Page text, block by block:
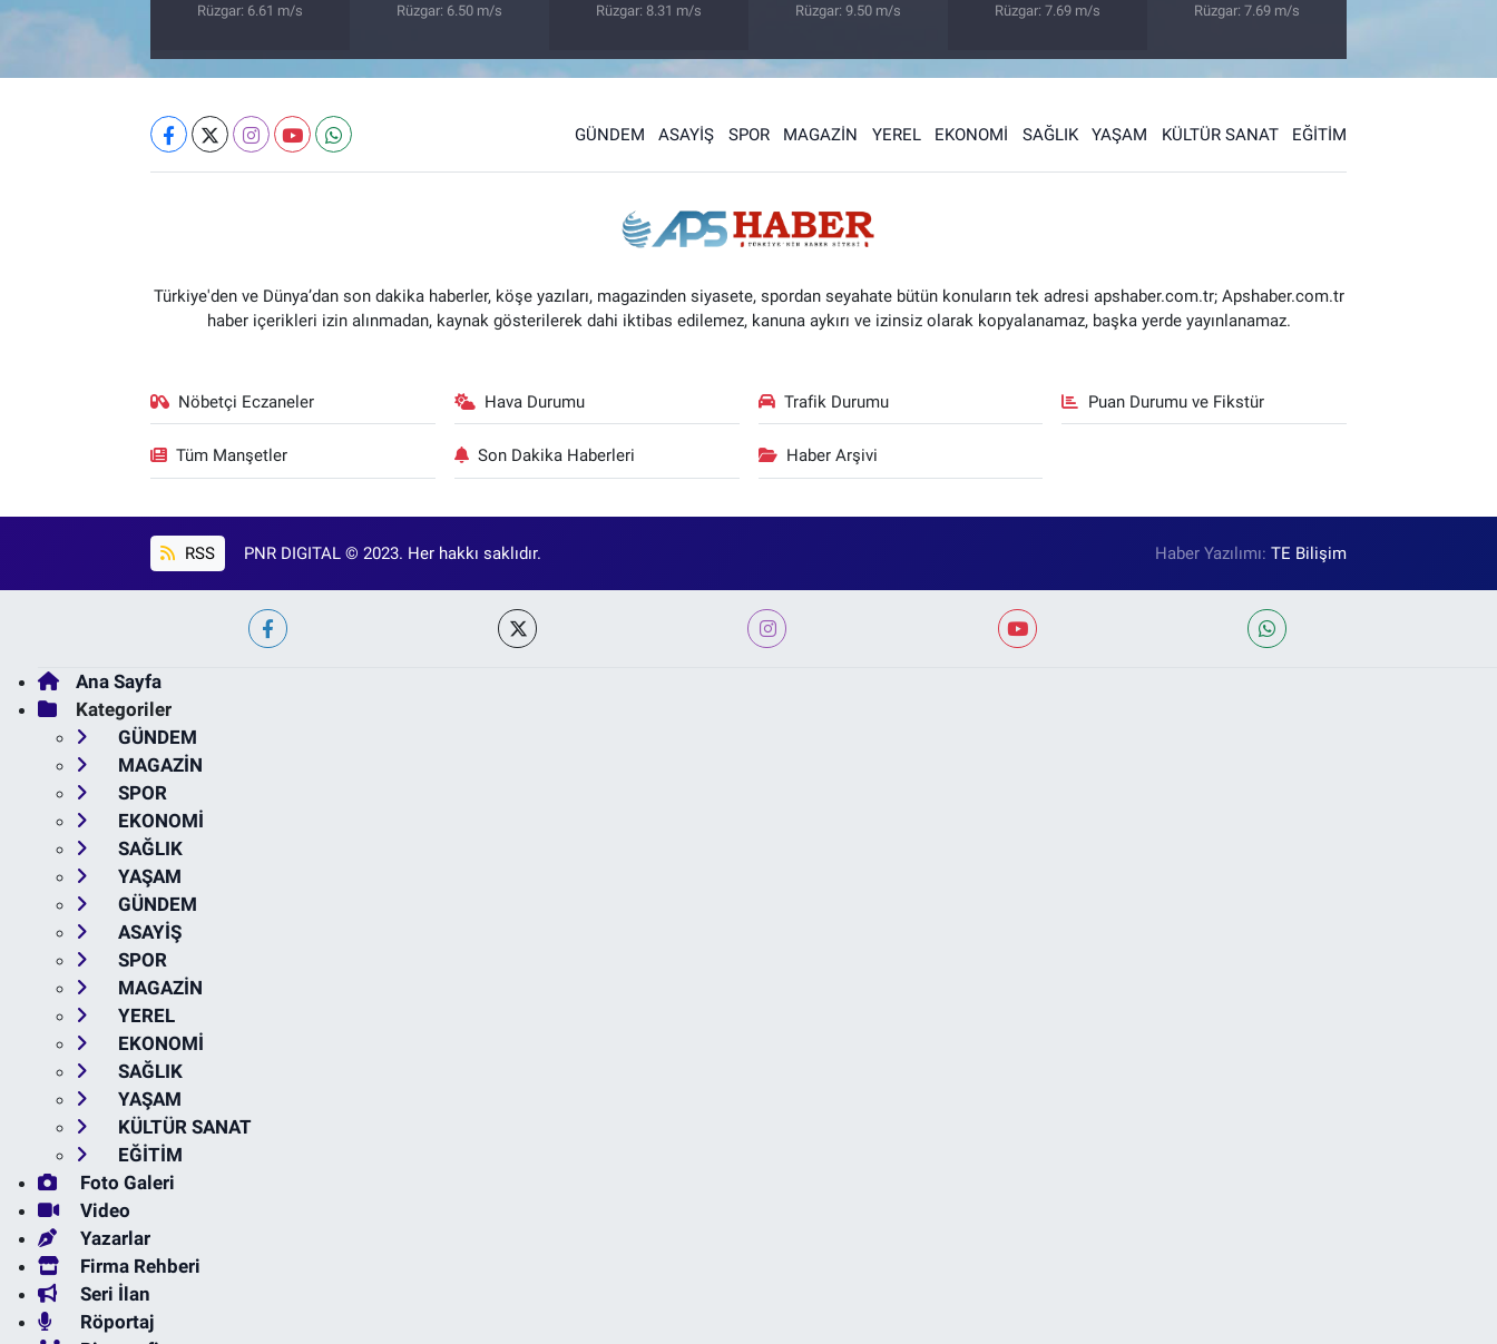
Rüzgar: 6.61 m/s
Rüzgar: 6.50 m/s
Rüzgar: 8.31 m/s
Rüzgar: 9.50 m/s
Rüzgar: 7.69 m/s
Rüzgar: 7.69 m/s
GÜNDEM ASAYİŞ SPOR MAGAZİN YEREL EKONOMİ SAĞLIK YAŞAM KÜLTÜR SANAT EĞİTİM
Türkiye'den ve Dünya’dan son dakika haberler, köşe yazıları, magazinden siyasete, spordan seyahate bütün konuların tek adresi apshaber.com.tr; Apshaber.com.tr
haber içerikleri izin alınmadan, kaynak gösterilerek dahi iktibas edilemez, kanuna aykırı ve izinsiz olarak kopyalanamaz, başka yerde yayınlanamaz.
Nöbetçi Eczaneler Hava Durumu Trafik Durumu Puan Durumu ve Fikstür
Tüm Manşetler Son Dakika Haberleri Haber Arşivi
RSS PNR DIGITAL © 2023. Her hakkı saklıdır. Haber Yazılımı:TE Bilişim
Ana Sayfa
Kategoriler
GÜNDEM
MAGAZİN
SPOR
EKONOMİ
SAĞLIK
YAŞAM
GÜNDEM
ASAYİŞ
SPOR
MAGAZİN
YEREL
EKONOMİ
SAĞLIK
YAŞAM
KÜLTÜR SANAT
EĞİTİM
Foto Galeri
Video
Yazarlar
Firma Rehberi
Seri İlan
Röportaj